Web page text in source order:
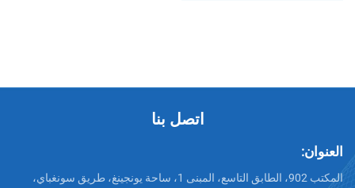
المكتب 902، الطابق التاسع، المبنى 1، ساحة يونجينغ، طريق سونغباي،